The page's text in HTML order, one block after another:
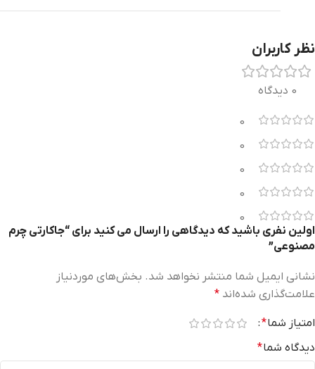
نظر کاربران
0 دیدگاه
0
0
0
0
0
اولین نفری باشید که دیدگاهی را ارسال می کنید برای “جاکارتی چرم
مصنوعی”
نشانی ایمیل شما منتشر نخواهد شد. بخش‌های موردنیاز
علامت‌گذاری شده‌اند *
امتیاز شما*
دیدگاه شما*